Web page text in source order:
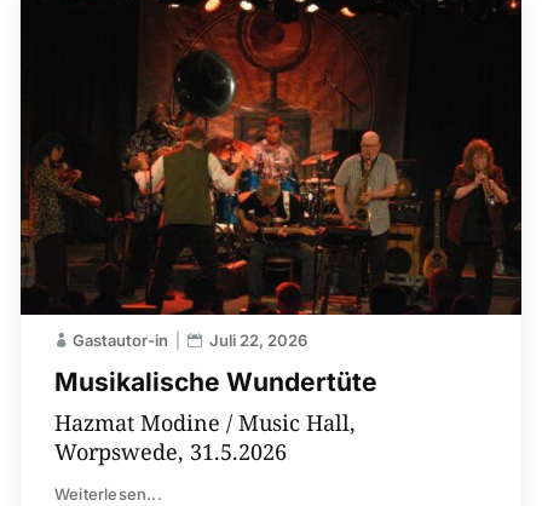
Musikalische Wundertüte
Gastautor-in Juli 22, 2026
Hazmat Modine / Music Hall,
Worpswede, 31.5.2026
Weiterlesen...